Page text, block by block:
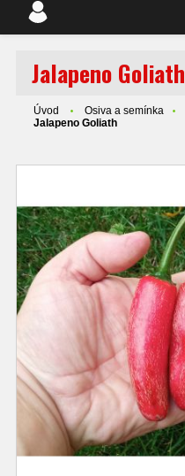
Jalapeno Goliath
Úvod Osiva a semínka
Jalapeno Goliath